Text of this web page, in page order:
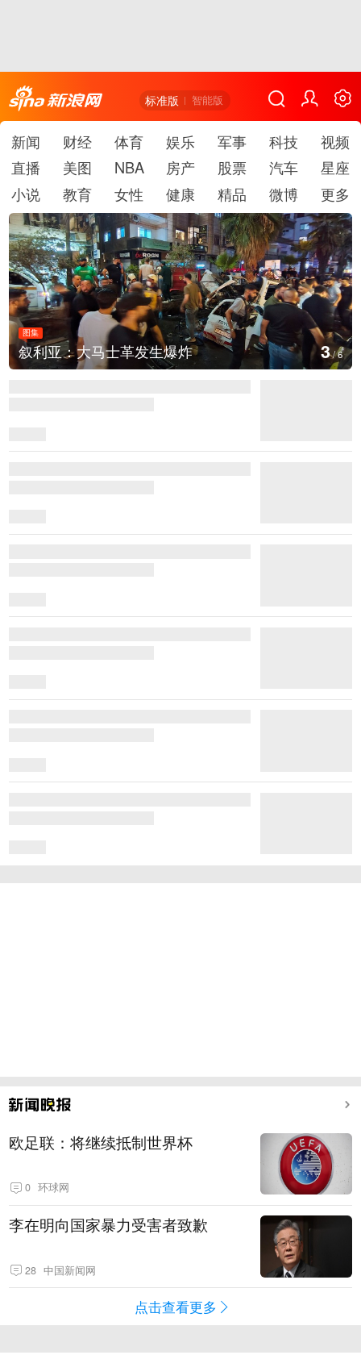
标准版 智能版
新闻 财经 体育 娱乐 军事 科技
视频
直播
美图 NBA 房产 股票 汽车
星座
小说
教育 女性 健康 精品 微博 更多
炸
图集
云南弥勒：欢庆火把节
4/6
欧足联：将继续抵制世界杯
0 环球网
李在明向国家暴力受害者致歉
28 中国新闻网
点击查看更多